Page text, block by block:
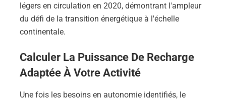
légers en circulation en 2020, démontrant l'ampleur
du défi de la transition énergétique à l'échelle
continentale.
Calculer La Puissance De Recharge
Adaptée À Votre Activité
Une fois les besoins en autonomie identifiés, le